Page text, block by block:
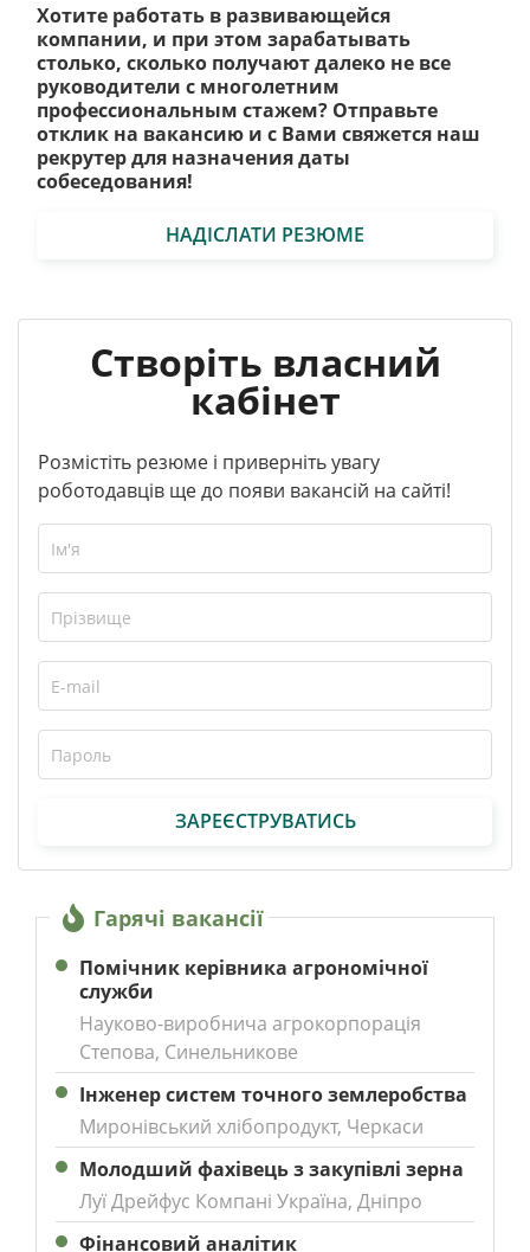
Хотите работать в развивающейся
компании, и при этом зарабатывать
столько, сколько получают далеко не все
руководители с многолетним
профессиональным стажем? Отправьте
отклик на вакансию и с Вами свяжется наш
рекрутер для назначения даты
собеседования!
НАДІСЛАТИ РЕЗЮМЕ
Створіть власний
кабінет
Розмістіть резюме і приверніть увагу
роботодавців ще до появи вакансій на сайті!
ЗАРЕЄСТРУВАТИСЬ
Гарячі вакансії
Помічник керівника агрономічної
служби
Науково-виробнича агрокорпорація
Степова, Синельникове
Інженер систем точного землеробства
Миронівський хлібопродукт, Черкаси
Молодший фахівець з закупівлі зерна
Луї Дрейфус Компані Україна, Дніпро
Фінансовий аналітик